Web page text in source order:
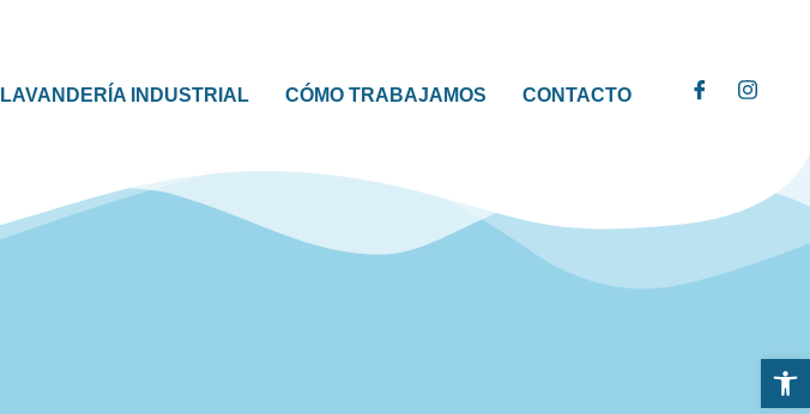
LAVANDERÍA INDUSTRIAL CÓMO TRABAJAMOS CONTACTO
Abrir